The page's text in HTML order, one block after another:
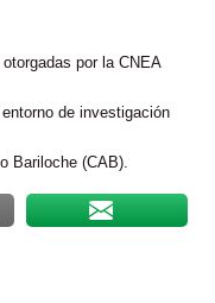
por la CNEA
de investigación
Bariloche (CAB).